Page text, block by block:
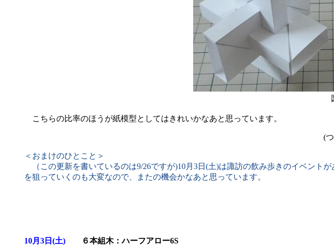
こちらの比率のほうが紙模型としてはきれいかなあと思っています。
(
＜おまけのひとこと＞
（この更新を書いているのは9/26ですが)10月3日(土)は諏訪の飲み歩きのイベント
を狙っていくのも大変なので、またの機会かなあと思っています。
10月3日(土) ６本組木：ハーフアロー6S